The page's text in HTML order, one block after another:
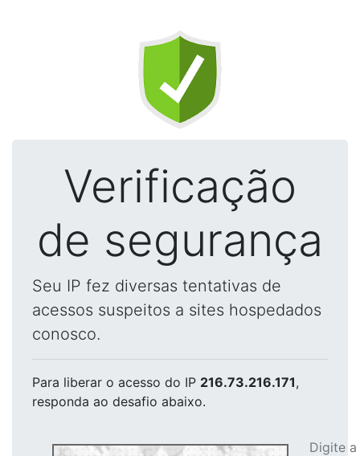
Verificação
de segurança
Seu IP fez diversas tentativas de
acessos suspeitos a sites hospedados
conosco.
Para liberar o acesso do IP 216.73.216.171,
responda ao desafio abaixo.
Digite